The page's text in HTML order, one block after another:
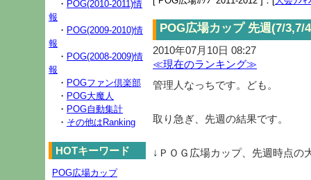
POG広場カップ 先週(7/3,7/
2010年07月10日 08:27
≪現在のランキング≫
管理人なっちです。ども。
取り急ぎ、先週の結果です。
↓ＰＯＧ広場カップ、先週時点の
・ POG(2010-2011)情
報
・ POG(2009-2010)情
報
・ POG(2008-2009)情
報
・ POGファン倶楽部
・ POG大魔人
・ POG自動集計
・ その他はRanking
HOTキーワード
POG広場カップ